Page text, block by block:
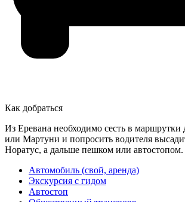
Как добраться
Из Еревана необходимо сесть в маршрутки
или Мартуни и попросить водителя
Норатус, а дальше пешком или автостопом.
Автомобиль (свой, аренда)
Экскурсия с гидом
Автостоп